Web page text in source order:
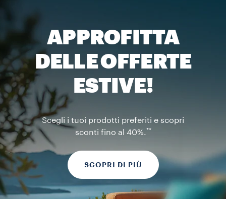
APPROFITTA
DELLE OFFERTE
ESTIVE!
Scegli i tuoi prodotti preferiti e scopri
sconti fino al 40%.**
SCOPRI DI PIÙ